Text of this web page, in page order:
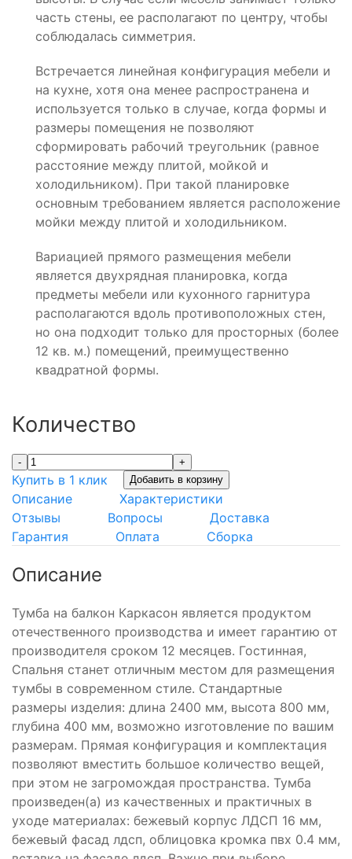
часть стены, ее располагают по центру, чтобы
соблюдалась симметрия.
Встречается линейная конфигурация мебели и
на кухне, хотя она менее распространена и
используется только в случае, когда формы и
размеры помещения не позволяют
сформировать рабочий треугольник (равное
расстояние между плитой, мойкой и
холодильником). При такой планировке
основным требованием является расположение
мойки между плитой и холодильником.
Вариацией прямого размещения мебели
является двухрядная планировка, когда
предметы мебели или кухонного гарнитура
располагаются вдоль противоположных стен,
но она подходит только для просторных (более
12 кв. м.) помещений, преимущественно
квадратной формы.
Количество
- +
Купить в 1 клик Добавить в корзину
Описание
Характеристики
Отзывы
Вопросы
Доставка
Гарантия
Оплата Сборка
Описание
Тумба на балкон Каркасон является продуктом
отечественного производства и имеет гарантию от
производителя сроком 12 месяцев. Гостинная,
Спальня станет отличным местом для размещения
тумбы в современном стиле. Стандартные
размеры изделия: длина 2400 мм, высота 800 мм,
глубина 400 мм, возможно изготовление по вашим
размерам. Прямая конфигурация и комплектация
позволяют вместить большое количество вещей,
при этом не загромождая пространства. Тумба
произведен(а) из качественных и практичных в
уходе материалах: бежевый корпус ЛДСП 16 мм,
бежевый фасад лдсп, облицовка кромка пвх 0.4 мм,